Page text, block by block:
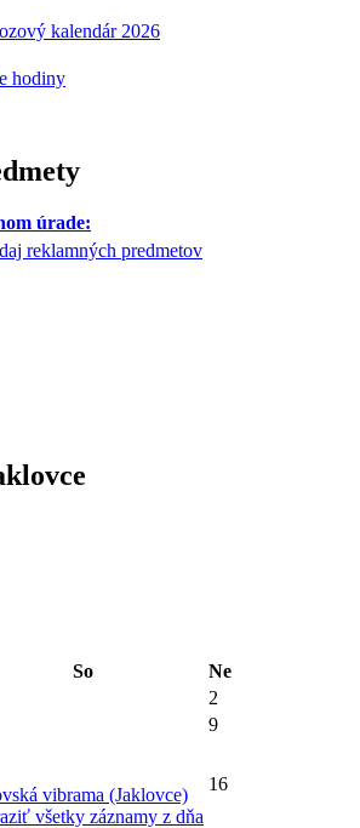
kalendár 2026
hodiny
úrade:
So
Ne
2
9
vibrama (Jaklovce)
všetky záznamy z dňa
16